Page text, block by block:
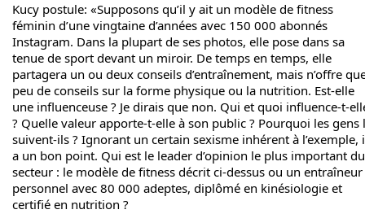
Kucy postule: «Supposons qu’il y ait un modèle de fitness
féminin d’une vingtaine d’années avec 150 000 abonnés
Instagram. Dans la plupart de ses photos, elle pose dans sa
tenue de sport devant un miroir. De temps en temps, elle
partagera un ou deux conseils d’entraînement, mais n’offre
peu de conseils sur la forme physique ou la nutrition. Est-elle
une influenceuse ? Je dirais que non. Qui et quoi influence-t-
? Quelle valeur apporte-t-elle à son public ? Pourquoi les gens
suivent-ils ? Ignorant un certain sexisme inhérent à l’exemple,
a un bon point. Qui est le leader d’opinion le plus important du
secteur : le modèle de fitness décrit ci-dessus ou un entraîneur
personnel avec 80 000 adeptes, diplômé en kinésiologie et
certifié en nutrition ?